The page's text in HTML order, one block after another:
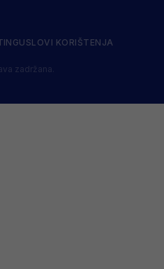
USLOVI KORIŠTENJA
zadržana.